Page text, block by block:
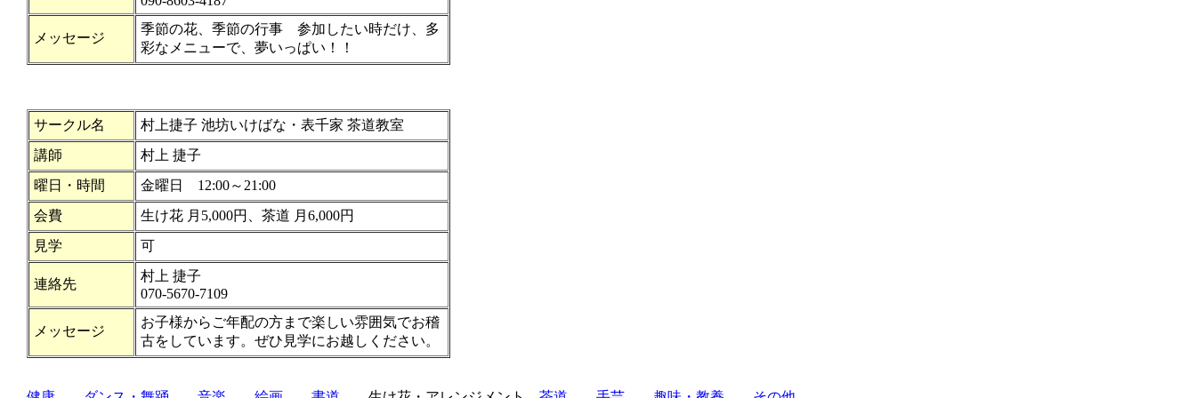
メッセージ
季節の花、季節の行事 参加したい時だけ、多
彩なメニューで、夢いっぱい！！
サークル名
村上捷子 池坊いけばな・表千家 茶道教室
講師
村上 捷子
曜日・時間
金曜日 12:00～21:00
会費
生け花 月5,000円、茶道 月6,000円
見学
可
連絡先
村上 捷子
070-5670-7109
メッセージ
お子様からご年配の方まで楽しい雰囲気でお稽
古をしています。ぜひ見学にお越しください。